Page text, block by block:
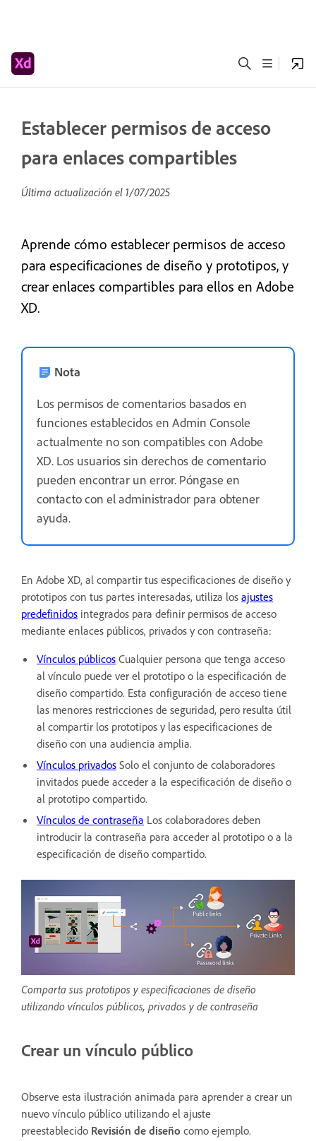
Establecer permisos de acceso
para enlaces compartibles
Última actualización el 1/07/2025
Aprende cómo establecer permisos de acceso
para especificaciones de diseño y prototipos, y
crear enlaces compartibles para ellos en Adobe
XD.
Nota
Los permisos de comentarios basados en
funciones establecidos en Admin Console
actualmente no son compatibles con Adobe
XD. Los usuarios sin derechos de comentario
pueden encontrar un error. Póngase en
contacto con el administrador para obtener
ayuda.
En Adobe XD, al compartir tus especificaciones de diseño y
prototipos con tus partes interesadas, utiliza los ajustes
predefinidos integrados para definir permisos de acceso
mediante enlaces públicos, privados y con contraseña:
Vínculos públicos Cualquier persona que tenga acceso
al vínculo puede ver el prototipo o la especificación de
diseño compartido. Esta configuración de acceso tiene
las menores restricciones de seguridad, pero resulta útil
al compartir los prototipos y las especificaciones de
diseño con una audiencia amplia.
Vínculos privados Solo el conjunto de colaboradores
invitados puede acceder a la especificación de diseño o
al prototipo compartido.
Vínculos de contraseña Los colaboradores deben
introducir la contraseña para acceder al prototipo o a la
especificación de diseño compartido.
Comparta sus prototipos y especificaciones de diseño
utilizando vínculos públicos, privados y de contraseña
Crear un vínculo público
Observe esta ilustración animada para aprender a crear un
nuevo vínculo público utilizando el ajuste
preestablecido Revisión de diseño como ejemplo.